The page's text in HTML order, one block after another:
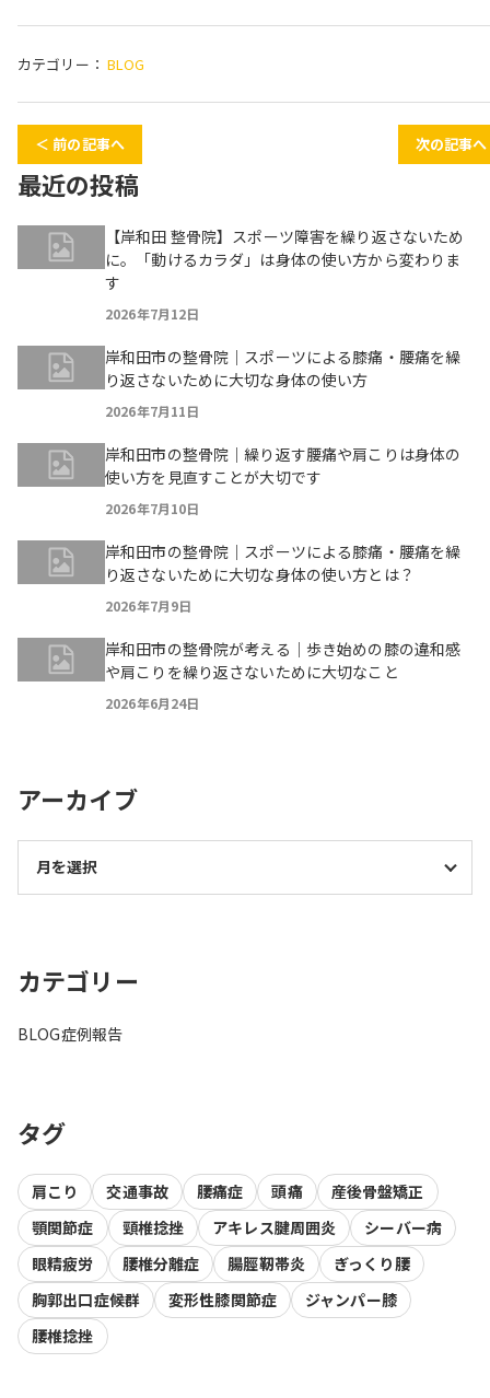
カテゴリー： BLOG
＜ 前の記事へ 次の記事
最近の投稿
【岸和田 整骨院】スポーツ障害を繰り返さないため
に。「動けるカラダ」は身体の使い方から変わりま
す
2026年7月12日
岸和田市の整骨院｜スポーツによる膝痛・腰痛を繰
り返さないために大切な身体の使い方
2026年7月11日
岸和田市の整骨院｜繰り返す腰痛や肩こりは身体の
使い方を見直すことが大切です
2026年7月10日
岸和田市の整骨院｜スポーツによる膝痛・腰痛を繰
り返さないために大切な身体の使い方とは？
2026年7月9日
岸和田市の整骨院が考える｜歩き始めの膝の違和感
や肩こりを繰り返さないために大切なこと
2026年6月24日
アーカイブ
カテゴリー
BLOG症例報告
タグ
肩こり 交通事故 腰痛症 頭痛
産後骨盤矯正
顎関節症
頸椎捻挫 アキレス腱周囲炎
シーバー病
眼精疲労
腰椎分離症 腸脛靭帯炎
ぎっくり腰
胸郭出口症候群
変形性膝関節症
ジャンパー膝
腰椎捻挫